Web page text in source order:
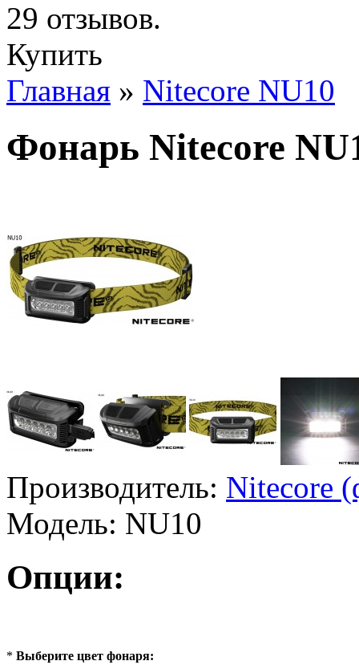
Купить
Главная » Nitecore NU10
Фонарь Nitecore
Производитель: Nitecore
Модель: NU10
Опции:
* Выберите цвет фонаря: